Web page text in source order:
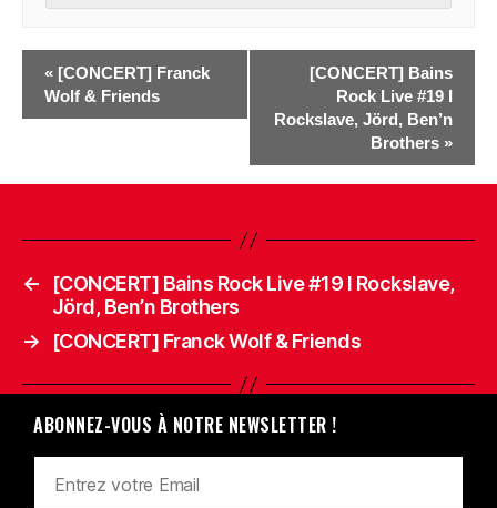
« [CONCERT] Franck
Wolf & Friends
[CONCERT] Bains
Rock Live #19 I
Rockslave, Jörd, Ben’n
Brothers »
←
[CONCERT] Bains Rock Live #19 I Rockslave,
Jörd, Ben’n Brothers
→
[CONCERT] Franck Wolf & Friends
ABONNEZ-VOUS À NOTRE NEWSLETTER !